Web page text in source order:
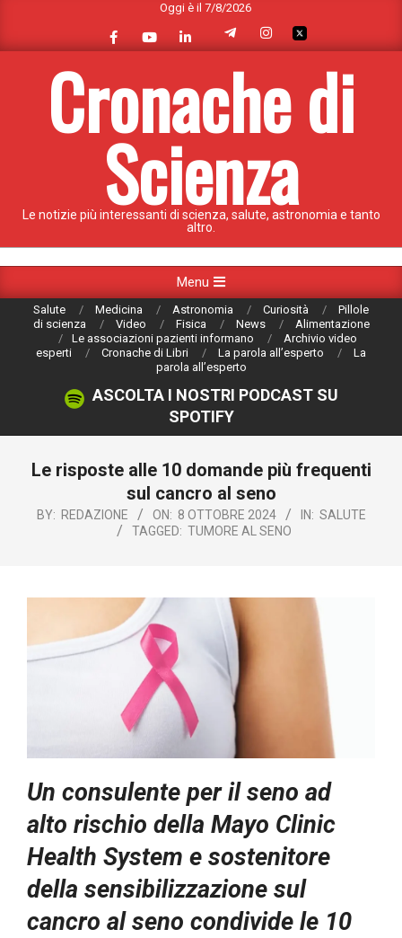
content
Oggi è il 7/8/2026
Cronache di
Scienza
Le notizie più interessanti di scienza, salute, astronomia e tanto
altro.
Navigation
Menu
Salute Medicina Astronomia Curiosità
Pillole
di scienza
Video Fisica News
Alimentazione
Le associazioni pazienti informano
Archivio video
esperti
Cronache di Libri La parola all’esperto
La
parola all’esperto
ASCOLTA I NOSTRI PODCAST SU
SPOTIFY
Le risposte alle 10 domande più frequenti
sul cancro al seno
BY: REDAZIONE ON: 8 OTTOBRE 2024 IN: SALUTE
TAGGED: TUMORE AL SENO
Un consulente per il seno ad
alto rischio della Mayo Clinic
Health System e sostenitore
della sensibilizzazione sul
cancro al seno condivide le 10